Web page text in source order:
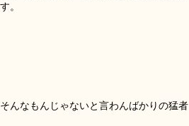
。
んなもんじゃないと言わんばかりの猛者